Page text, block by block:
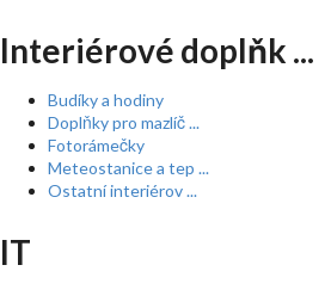
Interiérové doplňk ...
Budíky a hodiny
Doplňky pro mazlíč ...
Fotorámečky
Meteostanice a tep ...
Ostatní interiérov ...
IT